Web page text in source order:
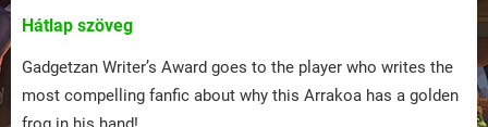
Hátlap szöveg
Gadgetzan Writer’s Award goes to the player who writes the
most compelling fanfic about why this Arrakoa has a golden